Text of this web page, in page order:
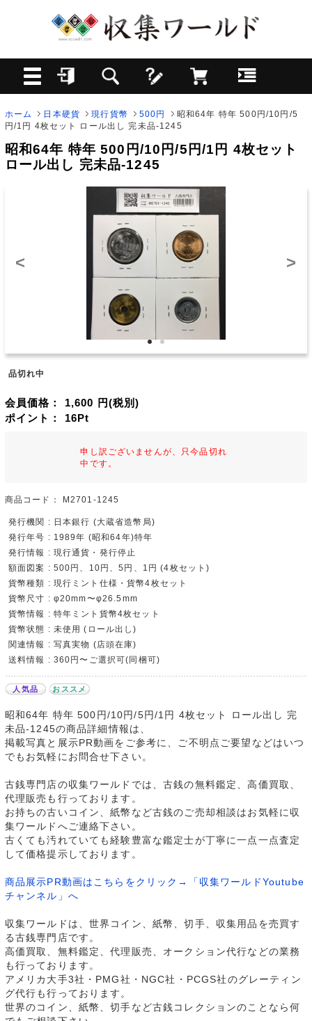
ホーム 日本硬貨 現行貨幣 500円
昭和64年 特年 500円/10円/5
円/1円 4枚セット ロール出し 完未品-1245
昭和64年 特年 500円/10円/5円/1円 4枚セット
ロール出し 完未品-1245
< >
品切れ中
会員価格： 1,600 円(税別)
ポイント： 16Pt
申し訳ございませんが、只今品切れ
中です。
商品コード： M2701-1245
発行機関 : 日本銀行 (大蔵省造幣局)
発行年号 : 1989年 (昭和64年)特年
発行情報 : 現行通貨・発行停止
額面図案 : 500円、10円、5円、1円 (4枚セット)
貨幣種類 : 現行ミント仕様・貨幣4枚セット
貨幣尺寸 : φ20mm〜φ26.5mm
貨幣情報 : 特年ミント貨幣4枚セット
貨幣状態 : 未使用 (ロール出し)
関連情報 : 写真実物 (店頭在庫)
送料情報 : 360円〜ご選択可(同梱可)
人気品 おススメ
昭和64年 特年 500円/10円/5円/1円 4枚セット ロール出し 完
未品-1245の商品詳細情報は、
掲載写真と展示PR動画をご参考に、ご不明点ご要望などはいつ
でもお気軽にお問合せ下さい。
古銭専門店の収集ワールドでは、古銭の無料鑑定、高価買取、
代理販売も行っております。
お持ちの古いコイン、紙幣など古銭のご売却相談はお気軽に収
集ワールドへご連絡下さい。
古くても汚れていても経験豊富な鑑定士が丁寧に一点一点査定
して価格提示しております。
商品展示PR動画はこちらをクリック→「収集ワールドYoutube
チャンネル」へ
収集ワールドは、世界コイン、紙幣、切手、収集用品を売買す
る古銭専門店です。
高価買取、無料鑑定、代理販売、オークション代行などの業務
も行っております。
アメリカ大手3社・PMG社・NGC社・PCGS社のグレーティン
グ代行も行っております。
世界のコイン、紙幣、切手など古銭コレクションのことなら何